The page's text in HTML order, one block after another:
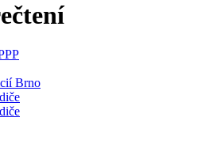
Brno